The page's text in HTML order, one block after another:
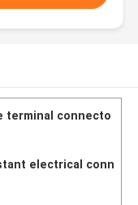
terminal connecto
electrical conn